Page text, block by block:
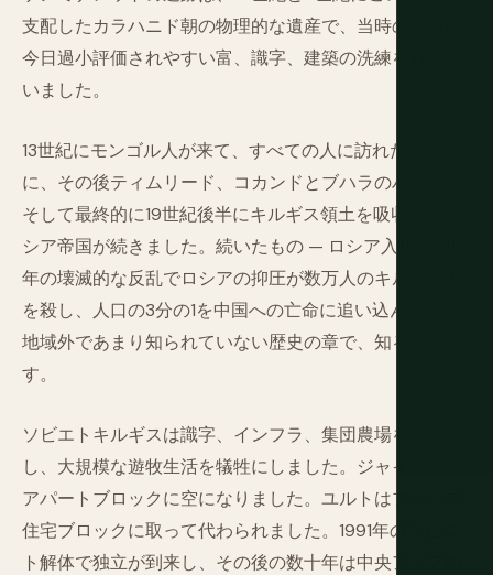
支配したカラハニド朝の物理的な遺産で、当時の地域は
今日過小評価されやすい富、識字、建築の洗練を有して
いました。
13世紀にモンゴル人が来て、すべての人に訪れたよう
に、その後ティムリード、コカンドとブハラのハン国、
そして最終的に19世紀後半にキルギス領土を吸収したロ
シア帝国が続きました。続いたもの — ロシア入植、1916
年の壊滅的な反乱でロシアの抑圧が数万人のキルギス人
を殺し、人口の3分の1を中国への亡命に追い込んだ — は
地域外であまり知られていない歴史の章で、知るべきで
す。
ソビエトキルギスは識字、インフラ、集団農場をもたら
し、大規模な遊牧生活を犠牲にしました。ジャイルーは
アパートブロックに空になりました。ユルトはプレハブ
住宅ブロックに取って代わられました。1991年のソビエ
ト解体で独立が到来し、その後の数十年は中央アジアの